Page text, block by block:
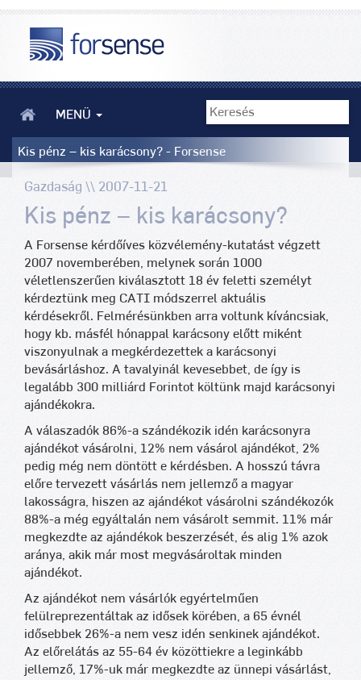
MENÜ
Kis pénz – kis karácsony? - Forsense
Gazdaság \\ 2007-11-21
Kis pénz – kis karácsony?
A Forsense kérdőíves közvélemény-kutatást végzett
2007 novemberében, melynek során 1000
véletlenszerűen kiválasztott 18 év feletti személyt
kérdeztünk meg CATI módszerrel aktuális
kérdésekről. Felmérésünkben arra voltunk kíváncsiak,
hogy kb. másfél hónappal karácsony előtt miként
viszonyulnak a megkérdezettek a karácsonyi
bevásárláshoz. A tavalyinál kevesebbet, de így is
legalább 300 milliárd Forintot költünk majd karácsonyi
ajándékokra.
A válaszadók 86%-a szándékozik idén karácsonyra
ajándékot vásárolni, 12% nem vásárol ajándékot, 2%
pedig még nem döntött e kérdésben. A hosszú távra
előre tervezett vásárlás nem jellemző a magyar
lakosságra, hiszen az ajándékot vásárolni szándékozók
88%-a még egyáltalán nem vásárolt semmit. 11% már
megkezdte az ajándékok beszerzését, és alig 1% azok
aránya, akik már most megvásároltak minden
ajándékot.
Az ajándékot nem vásárlók egyértelműen
felülreprezentáltak az idősek körében, a 65 évnél
idősebbek 26%-a nem vesz idén senkinek ajándékot.
Az előrelátás az 55-64 év közöttiekre a leginkább
jellemző, 17%-uk már megkezdte az ünnepi vásárlást,